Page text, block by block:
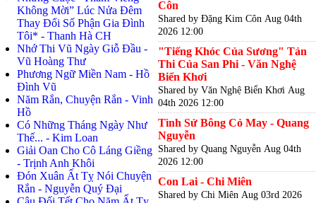
Không Mời” Lúc Nửa Đêm
Thay Đổi Số Phận Gia Đình
Tôi* - Thanh Hà CH
Nhớ Thi Vũ Ngày Giỗ Đầu -
Vũ Hoàng Thư
Phương Ngữ Miền Nam - Hồ
Đình Vũ
Năm Rắn, Chuyện Rắn - Vinh
Hồ
Có Những Tháng Ngày Như
Thế... - Kim Loan
Giải Oan Cho Cô Láng Giềng
- Trịnh Anh Khôi
Đón Xuân Ất Tỵ Nói Chuyện
Rắn - Nguyễn Quý Đại
Côn
Shared by Đặng Kim Côn Aug 04th
2026 12:00
"Tiếng Khóc Của Sương" Tản
Thi Của San Phi - Văn Nghệ
Biển Khơi
Shared by Văn Nghệ Biển Khơi Aug
04th 2026 12:00
Tình Sử Bông Cỏ May - Quang
Nguyễn
Shared by Quang Nguyễn Aug 04th
2026 12:00
Con Lai - Chi Miên
Shared by Chi Miên Aug 03rd 2026